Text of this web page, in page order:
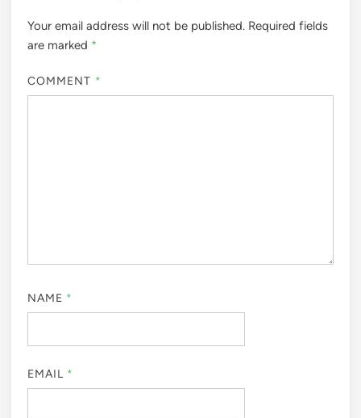
Your email address will not be published. Required fields
are marked *
COMMENT *
NAME *
EMAIL *